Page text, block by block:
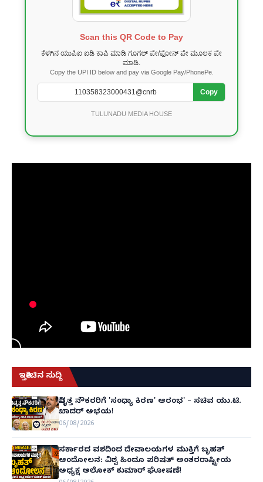
Scan this QR Code to Pay
ಕೆಳಗಿನ ಯುಪಿಐ ಐಡಿ ಕಾಪಿ ಮಾಡಿ ಗೂಗಲ್ ಪೇ/ಫೋನ್ ಪೇ ಮೂಲಕ ಪೇ
ಮಾಡಿ.
Copy the UPI ID below and pay via Google Pay/PhonePe.
Copy
TULUNADU MEDIA HOUSE
ಇತ್ತೀಚಿನ ಸುದ್ದಿ
ನಿವೃತ್ತ ನೌಕರರಿಗೆ 'ಸಂಧ್ಯಾ ಕಿರಣ' ಆರಂಭ' – ಸಚಿವ ಯು.ಟಿ.
ಖಾದರ್ ಅಭಯ!
06/08/2026
ಸರ್ಕಾರದ ವಶದಿಂದ ದೇವಾಲಯಗಳ ಮುಕ್ತಿಗೆ ಬೃಹತ್
ಆಂದೋಲನ: ವಿಶ್ವ ಹಿಂದೂ ಪರಿಷತ್ ಅಂತರರಾಷ್ಟ್ರೀಯ
ಅಧ್ಯಕ್ಷ ಅಲೋಕ್ ಕುಮಾರ್ ಘೋಷಣೆ!